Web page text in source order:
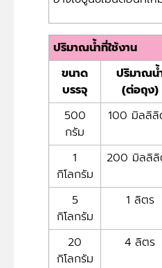
ปริมาณน้ำที่ใช้งาน
ขนาด
บรรจุ
ปริมาณน้
(ต่อถุง)
500
กรัม
100 มิลลิลิ
1
กิโลกรัม
200 มิลลิ
5
กิโลกรัม
1 ลิตร
20
กิโลกรัม
4 ลิตร